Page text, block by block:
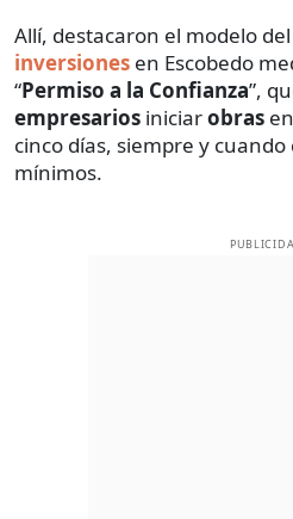
Allí, destacaron el modelo
inversiones en Escobedo
“Permiso a la Confianza”,
empresarios iniciarobras
cinco días, siempre y
mínimos.